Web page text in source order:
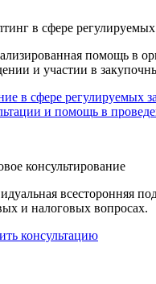
в сфере
помощь в
и участии в
в сфере регулируемых
и помощь в
консультирование
всесторонняя
и налоговых вопросах.
консультацию